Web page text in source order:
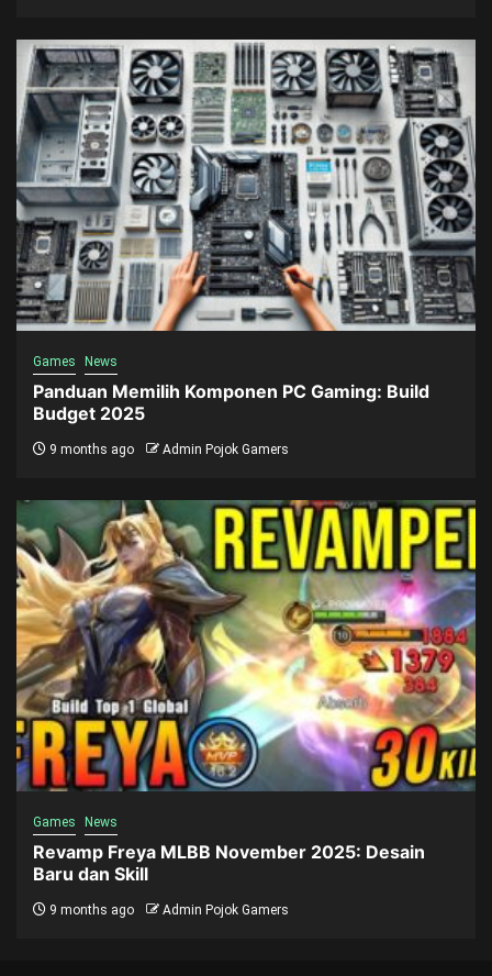
Games News
Panduan Memilih Komponen PC Gaming: Build
Budget 2025
9 months ago Admin Pojok Gamers
Games News
Revamp Freya MLBB November 2025: Desain
Baru dan Skill
9 months ago Admin Pojok Gamers